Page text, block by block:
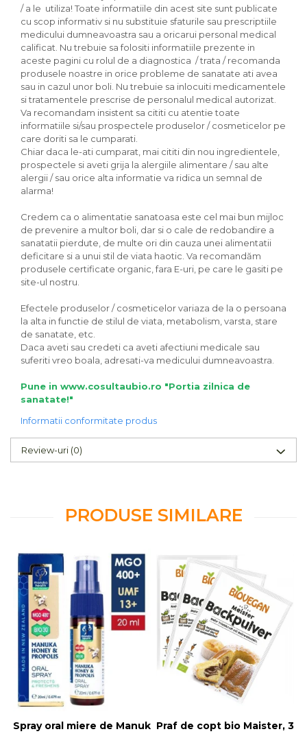
/ a le utiliza! Toate informatiile din acest site sunt publicate
cu scop informativ si nu substituie sfaturile sau prescriptiile
medicului dumneavoastra sau a oricarui personal medical
calificat. Nu trebuie sa folositi informatiile prezente in
aceste pagini cu rolul de a diagnostica / trata / recomanda
produsele noastre in orice probleme de sanatate ati avea
sau in cazul unor boli. Nu trebuie sa inlocuiti medicamentele
si tratamentele prescrise de personalul medical autorizat.
Va recomandam insistent sa cititi cu atentie toate
informatiile si/sau prospectele produselor / cosmeticelor pe
care doriti sa le cumparati.
Chiar daca le-ati cumparat, mai cititi din nou ingredientele,
prospectele si aveti grija la alergiile alimentare / sau alte
alergii / sau orice alta informatie va ridica un semnal de
alarma!
Credem ca o alimentatie sanatoasa este cel mai bun mijloc
de prevenire a multor boli, dar si o cale de redobandire a
sanatatii pierdute, de multe ori din cauza unei alimentatii
deficitare si a unui stil de viata haotic. Va recomandăm
produsele certificate organic, fara E-uri, pe care le gasiti pe
site-ul nostru.
Efectele produselor / cosmeticelor variaza de la o persoana
la alta in functie de stilul de viata, metabolism, varsta, stare
de sanatate, etc.
Daca aveti sau credeti ca aveti afectiuni medicale sau
suferiti vreo boala, adresati-va medicului dumneavoastra.
Pune in www.cosultaubio.ro "Portia zilnica de
sanatate!"
Informatii conformitate produs
Review-uri (0)
PRODUSE SIMILARE
Spray oral miere de Manuka MGO 400+ UMF 13+ cu
Praf de copt bio Maister,